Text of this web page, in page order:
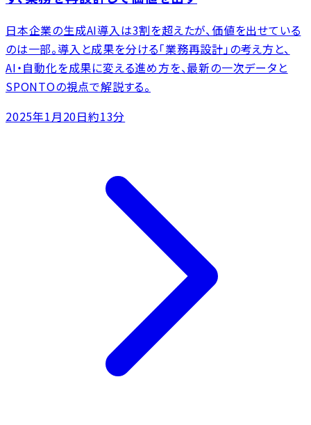
日本企業の生成AI導入は3割を超えたが、価値を出せている
のは一部。導入と成果を分ける「業務再設計」の考え方と、
AI・自動化を成果に変える進め方を、最新の一次データと
SPONTOの視点で解説する。
2025年1月20日約13分